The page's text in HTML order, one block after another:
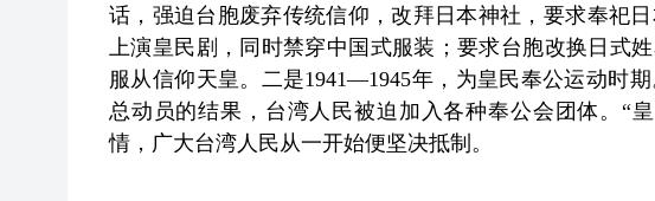
话，强迫台胞废弃传统信仰，改拜日本神社，要求奉祀
上演皇民剧，同时禁穿中国式服装；要求台胞改换日式
服从信仰天皇。二是1941—1945年，为皇民奉公运动时
总动员的结果，台湾人民被迫加入各种奉公会团体。“
情，广大台湾人民从一开始便坚决抵制。